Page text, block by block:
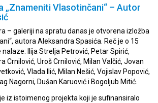
„Znameniti Vlasotinčani“ – Autor
– galeriji na spratu danas je otvorena izložba
autora Aleksandra Spasića. Reč je o 15
Ilija Strelja Petrović, Petar Spirić,
Crnilović, Uroš Crnilović, Milan Valčić, Jovan
Vlada Ilić, Milan Nešić, Vojislav Popović,
Nagorni, Dušan Karuović i Bogoljub Mitić.
iz istoimenog projekta koji je sufinansiralo